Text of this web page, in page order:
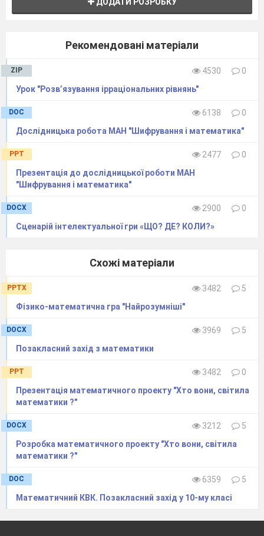
Відкриваємо робочі зошити. Записуємо
нерівностей методом інтервалів".
Розв’язування нерівності ми робитимемо
по алгоритму, який записаний на дошці.
IV. Актуалізація опорних знань
Розв’яжіть нерівність:
-10х +25 ≤
0;
г) (х - 1)(х - 2)<0.
а)
б)
3 . Розкладіть на множники квадратний
в) х 2
+9х +18 .
V. Засвоєння нових знань.
1. Схема розв’язування нерівності
методом інтервалів :
1. Привести нерівність до такого виду, де
правій 0.
2. Знайти область визначення функції.
3. Знайти нулі функції, тобто - вирішити
рівняння, х
4. На числову пряму нанесемо область
визначення функції і за допомогою нулів
розіб’ємо її (область визначення) на
Рекомендовані матеріали
ZIP 4530
0
Урок "Розв’язування ірраціональних рівнянь"
DOC 6138
0
Дослідницька робота МАН "Шифрування і математика"
PPT 2477
0
Презентація до дослідницької роботи МАН
"Шифрування і математика"
DOCX 2900
0
Сценарій інтелектуальної гри «ЩО? ДЕ? КОЛИ?»
Схожі матеріали
PPTX 3482
5
Фізико-математична гра "Найрозумніші"
DOCX 3969
5
Позакласний захід з математики
PPT 3482
0
Презентація математичного проекту "Хто вони, світила
математики ?"
DOCX 3212
5
Розробка математичного проекту "Хто вони, світила
математики ?"
DOC 6359
5
Математичний КВК. Позакласний захід у 10-му класі